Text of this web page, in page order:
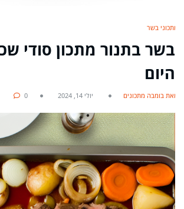
מתכוני בשר
בשר בתנור מתכון סודי
היום
מאת בומבה מתכונים יולי 14, 2024 0